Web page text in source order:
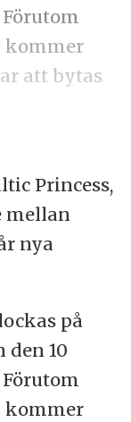
kommer
att bytas
Princess,
mellan
nya
på
den 10
kommer